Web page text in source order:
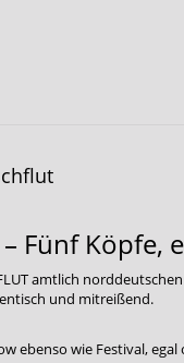
– Fünf
amtlich
und mitreißend.
ebenso wie Festival,